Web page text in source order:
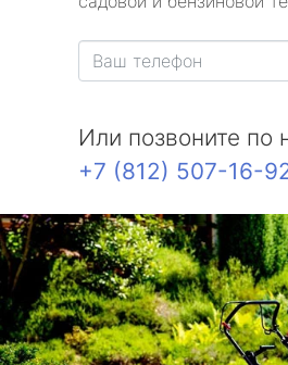
Или позвоните по
+7 (812) 507-16-